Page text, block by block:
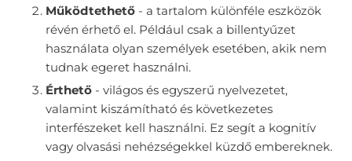
Működtethető - a tartalom különféle eszközök
révén érhető el. Például csak a billentyűzet
használata olyan személyek esetében, akik nem
tudnak egeret használni.
Érthető - világos és egyszerű nyelvezetet,
valamint kiszámítható és következetes
interfészeket kell használni. Ez segít a kognitív
vagy olvasási nehézségekkel küzdő embereknek.